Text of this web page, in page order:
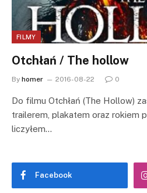
FILMY
Otchłań / The hollow
By homer 2016-08-22 0
Do filmu Otchłań (The Hollow)
trailerem, plakatem oraz rokiem
liczyłem…
Facebook